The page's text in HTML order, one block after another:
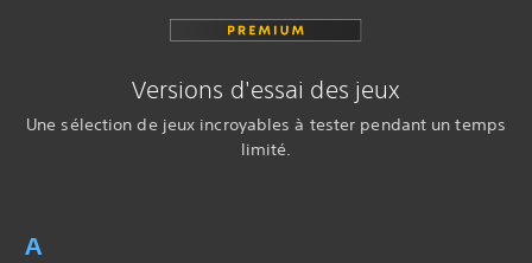
Versions d'essai des jeux
Une sélection de jeux incroyables à tester pendant un temps
limité.
A